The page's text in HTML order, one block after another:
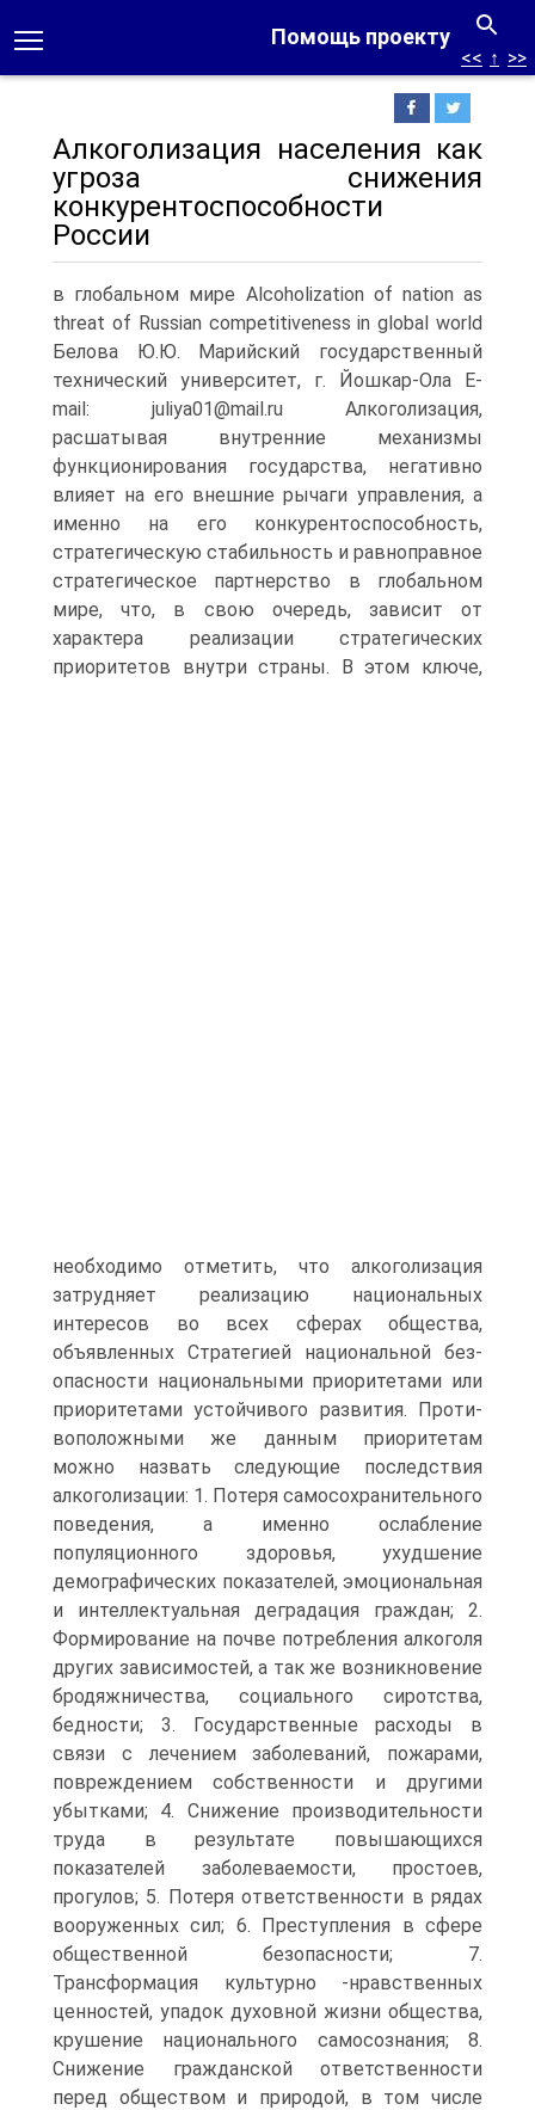
Помощь проекту
<< ↑ >>
Алкоголизация населения как
угроза снижения
конкурентоспособности
России
в глобальном мире Alcoholization of nation as
threat of Russian competitiveness in global world
Белова Ю.Ю. Марийский государственный
технический университет, г. Йошкар-Ола E-
mail: juliya01@mail.ru Алкоголизация,
расшатывая внутренние механизмы
функционирования государства, негативно
влияет на его внешние рычаги управления, а
именно на его конкурентоспособ­ность,
стратегическую стабильность и равноправное
стратегическое партнерство в глобаль­ном
мире, что, в свою очередь, зависит от
характера реализации стратегических
приоритетов внутри страны. В этом ключе,
необходимо отметить, что алкоголизация
затрудняет реализацию нацио­нальных
интересов во всех сферах общества,
объявленных Стратегией национальной без­
опасности национальными приоритетами или
приоритетами устойчивого развития. Проти­
воположными же данным приоритетам
можно назвать следующие последствия
алкоголиза­ции: 1. Потеря самосохранительного
поведения, а именно ослабление
популяционного здоровья, ухудшение
демографических показателей, эмоциональная
и интеллектуальная де­градация граждан; 2.
Формирование на почве потребления алкоголя
других зависимостей, а так же воз­никновение
бродяжничества, социального сиротства,
бедности; 3. Государственные расходы в
связи с лечением заболеваний, пожарами,
поврежде­нием собственности и другими
убытками; 4. Снижение производительности
труда в результате повышающихся
показателей за­болеваемости, простоев,
прогулов; 5. Потеря ответственности в рядах
вооруженных сил; 6. Преступления в сфере
общественной безопасности; 7.
Трансформация культурно -нравственных
ценностей, упадок духовной жизни об­щества,
крушение национального самосознания; 8.
Снижение гражданской ответственности
перед обществом и природой, в том числе